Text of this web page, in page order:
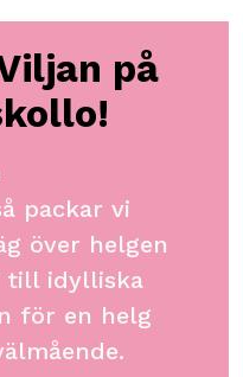
på
packar vi
över helgen
till idylliska
för en helg